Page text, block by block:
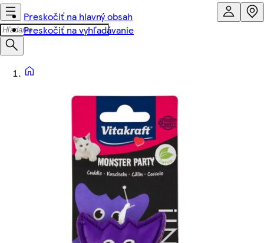
Preskočiť na hlavný obsah
Preskočiť na vyhľadávanie